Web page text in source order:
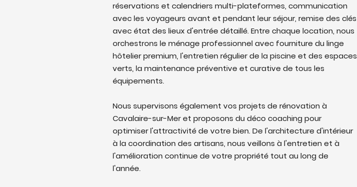
réservations et calendriers multi-plateformes, communication
avec les voyageurs avant et pendant leur séjour, remise des clés
avec état des lieux d'entrée détaillé. Entre chaque location, nous
orchestrons le ménage professionnel avec fourniture du linge
hôtelier premium, l'entretien régulier de la piscine et des espaces
verts, la maintenance préventive et curative de tous les
équipements.
Nous supervisons également vos projets de rénovation à
Cavalaire-sur-Mer et proposons du déco coaching pour
optimiser l'attractivité de votre bien. De l'architecture d'intérieur
à la coordination des artisans, nous veillons à l'entretien et à
l'amélioration continue de votre propriété tout au long de
l'année.